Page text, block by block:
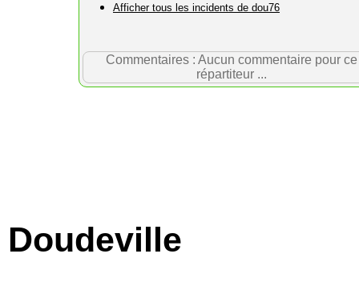
Afficher tous les incidents de dou76
Commentaires : Aucun commentaire pour ce
répartiteur ...
Doudeville